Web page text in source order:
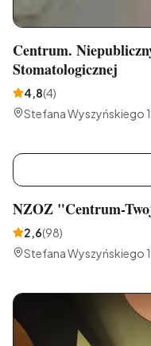
Centrum.
Stomatologicznej
4,8(4)
Stefana Wyszyńskiego
NZOZ "Centrum-
2,6(98)
Stefana Wyszyńskiego